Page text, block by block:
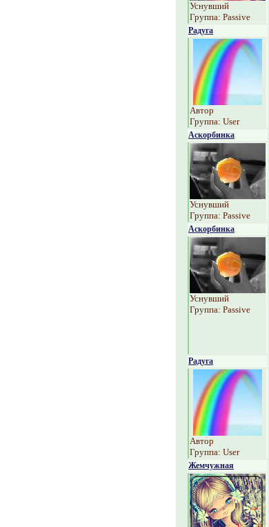
Уснувший
Группа: Passive
Радуга
Автор
Группа: User
Аскорбинка
Уснувший
Группа: Passive
Аскорбинка
Уснувший
Группа: Passive
Радуга
Автор
Группа: User
Жемчужная